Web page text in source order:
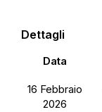
Dettagli
Data
16 Febbraio
2026